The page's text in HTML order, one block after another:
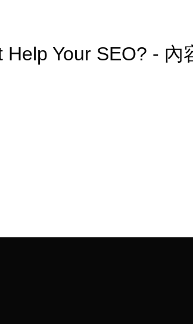
Your SEO? - 內